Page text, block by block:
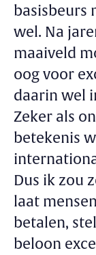
basisbeurs
wel. Na
maaiveld
oog voor
daarin wel
Zeker als
betekenis
Dus ik zou
laat
betalen,
beloon